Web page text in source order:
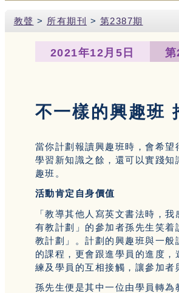
教聲 > 所有期刊 > 第2387期
2021年12月5日 第
不一樣的興趣班
當你計劃報讀興趣班時，會希
學習新知識之餘，還可以實踐
趣班。
活動肯定自身價值
「教導其他人寫英文書法時，
有教計劃」的參加者孫先生笑
教計劃」。計劃的興趣班與一
的課程，更會跟進學員的進度
練及學員的互相接觸，讓參加
孫先生便是其中一位由學員轉